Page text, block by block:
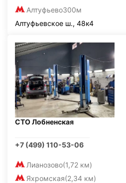
Алтуфьево300м
Алтуфьевское ш., 48к4
СТО Лобненская
+7 (499) 110-53-06
Лианозово(1,72 км)
Яхромская(2,34 км)